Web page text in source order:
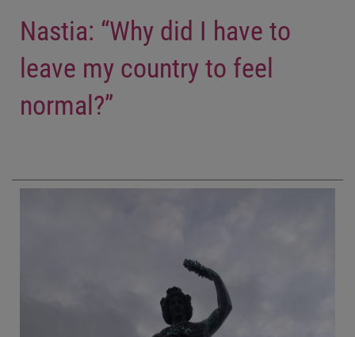
Nastia: “Why did I have to
leave my country to feel
normal?”